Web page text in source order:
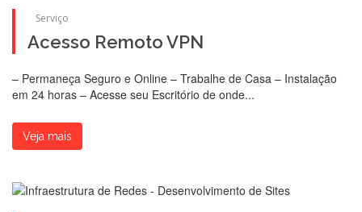
Serviço
Acesso Remoto VPN
– Permaneça Seguro e Online – Trabalhe de Casa – Instalação
em 24 horas – Acesse seu Escritório de onde...
Veja mais